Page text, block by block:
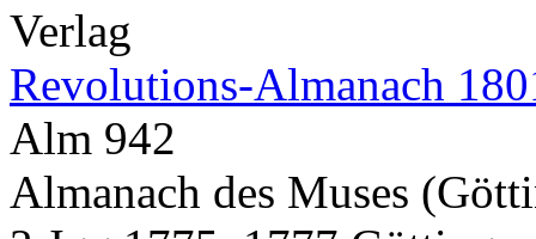
Verlag
Revolutions-Almanach
Alm 942
Almanach des Muses